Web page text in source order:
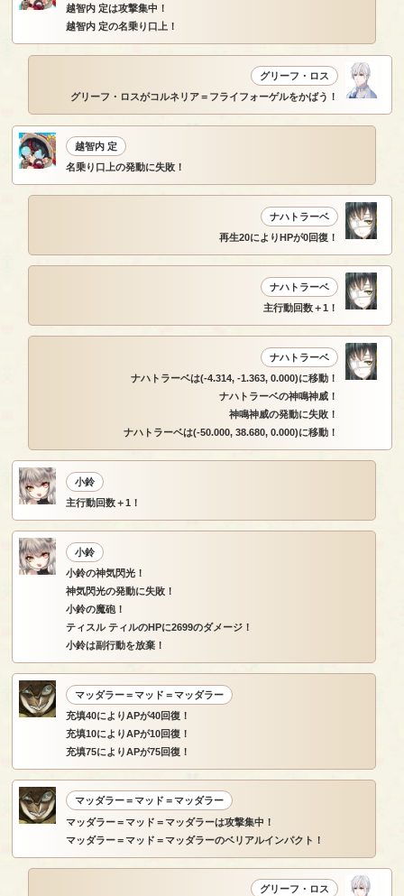
越智内 定は攻撃集中！
越智内 定の名乗り口上！
グリーフ・ロス
グリーフ・ロスがコルネリア＝フライフォーゲルをかばう！
越智内 定
名乗り口上の発動に失敗！
ナハトラーベ
再生20によりHPが0回復！
ナハトラーベ
主行動回数＋1！
ナハトラーベ
ナハトラーベは(-4.314, -1.363, 0.000)に移動！
ナハトラーベの神鳴神威！
神鳴神威の発動に失敗！
ナハトラーベは(-50.000, 38.680, 0.000)に移動！
小鈴
主行動回数＋1！
小鈴
小鈴の神気閃光！
神気閃光の発動に失敗！
小鈴の魔砲！
ティスル ティルのHPに2699のダメージ！
小鈴は副行動を放棄！
マッダラー＝マッド＝マッダラー
充填40によりAPが40回復！
充填10によりAPが10回復！
充填75によりAPが75回復！
マッダラー＝マッド＝マッダラー
マッダラー＝マッド＝マッダラーは攻撃集中！
マッダラー＝マッド＝マッダラーのベリアルインパクト！
グリーフ・ロス